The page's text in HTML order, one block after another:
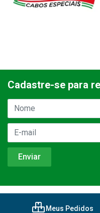
Cadastre-se para
Meus Pedidos